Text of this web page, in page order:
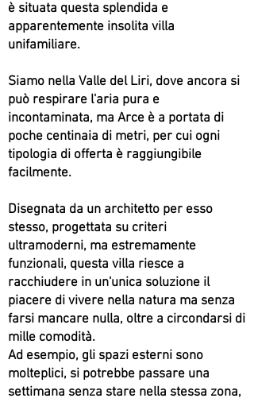
è situata questa splendida e
apparentemente insolita villa
unifamiliare.
Siamo nella Valle del Liri, dove ancora si
può respirare l'aria pura e
incontaminata, ma Arce è a portata di
poche centinaia di metri, per cui ogni
tipologia di offerta è raggiungibile
facilmente.
Disegnata da un architetto per esso
stesso, progettata su criteri
ultramoderni, ma estremamente
funzionali, questa villa riesce a
racchiudere in un'unica soluzione il
piacere di vivere nella natura ma senza
farsi mancare nulla, oltre a circondarsi di
mille comodità.
Ad esempio, gli spazi esterni sono
molteplici, si potrebbe passare una
settimana senza stare nella stessa zona,